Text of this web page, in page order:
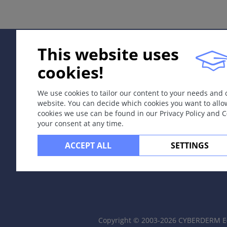
Etiologija ir patogenezė
Paprastoji pūslelinė, herpes simplex, – pirminė arba
virusas, epidermotropinis, neurotropinis. Perdavimas:
Simptomai
Grupinės pūslelės ant paraudusios odos, greitai virsta
Pirminė infekcija
Gingivostomatitis herpetica.
Herpes genitalis(įskaitantVulvovaginitis herpetica).
Herpes simplex recidivans labialis (1-asis tipas),
This website uses
cookies!
We use cookies to tailor our content to your needs
website. You can decide which cookies you want to
cookies we use can be found in our Privacy Policy and
your consent at any time.
ACCEPT ALL SETTINGS
Copyright © 2003-2026 CYBERDERM